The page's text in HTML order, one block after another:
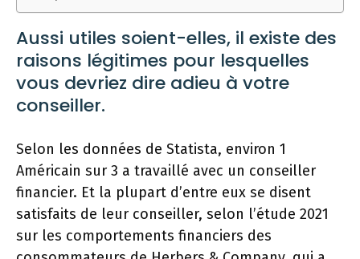
Aussi utiles soient-elles, il existe des
raisons légitimes pour lesquelles
vous devriez dire adieu à votre
conseiller.
Selon les données de Statista, environ 1
Américain sur 3 a travaillé avec un conseiller
financier. Et la plupart d’entre eux se disent
satisfaits de leur conseiller, selon l’étude 2021
sur les comportements financiers des